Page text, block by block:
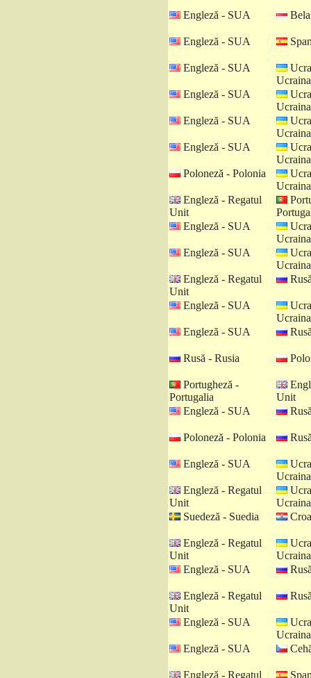
Engleză - SUA
Engleză - SUA
Engleză - SUA
Ucraina
Engleză - SUA
Ucraina
Engleză - SUA
Ucraina
Engleză - SUA
Ucraina
Poloneză - Polonia
Ucraina
Engleză - Regatul
Unit
Engleză - SUA
Ucraina
Engleză - SUA
Ucraina
Engleză - Regatul
Unit
Engleză - SUA
Ucraina
Engleză - SUA
Rusă - Rusia
Portugheză -
Portugalia
Unit
Engleză - SUA
Poloneză - Polonia
Engleză - SUA
Ucraina
Engleză - Regatul
Unit
Ucraina
Suedeză - Suedia
Engleză - Regatul
Unit
Ucraina
Engleză - SUA
Engleză - Regatul
Unit
Engleză - SUA
Ucraina
Engleză - SUA
Engleză - Regatul